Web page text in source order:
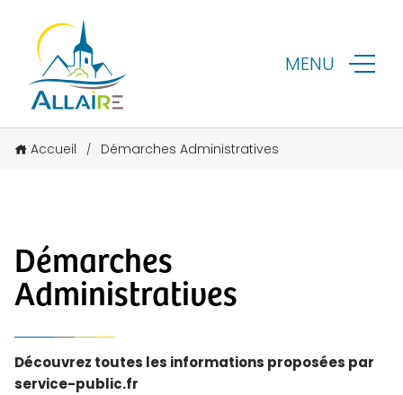
MENU
Accueil / Démarches Administratives
Démarches
Administratives
Découvrez toutes les informations proposées par
service-public.fr